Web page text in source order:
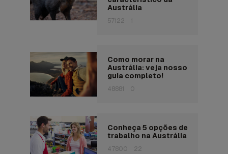
Austrália
57122 1
Como morar na
Austrália: veja nosso
guia completo!
48881 0
Conheça 5 opções de
trabalho na Austrália
47800 22